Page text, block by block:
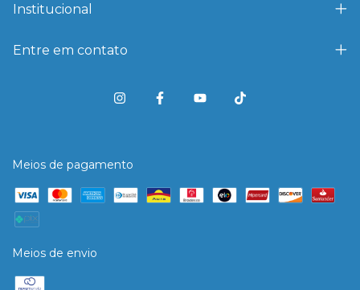
Institucional
Entre em contato
Meios de pagamento
Meios de envio